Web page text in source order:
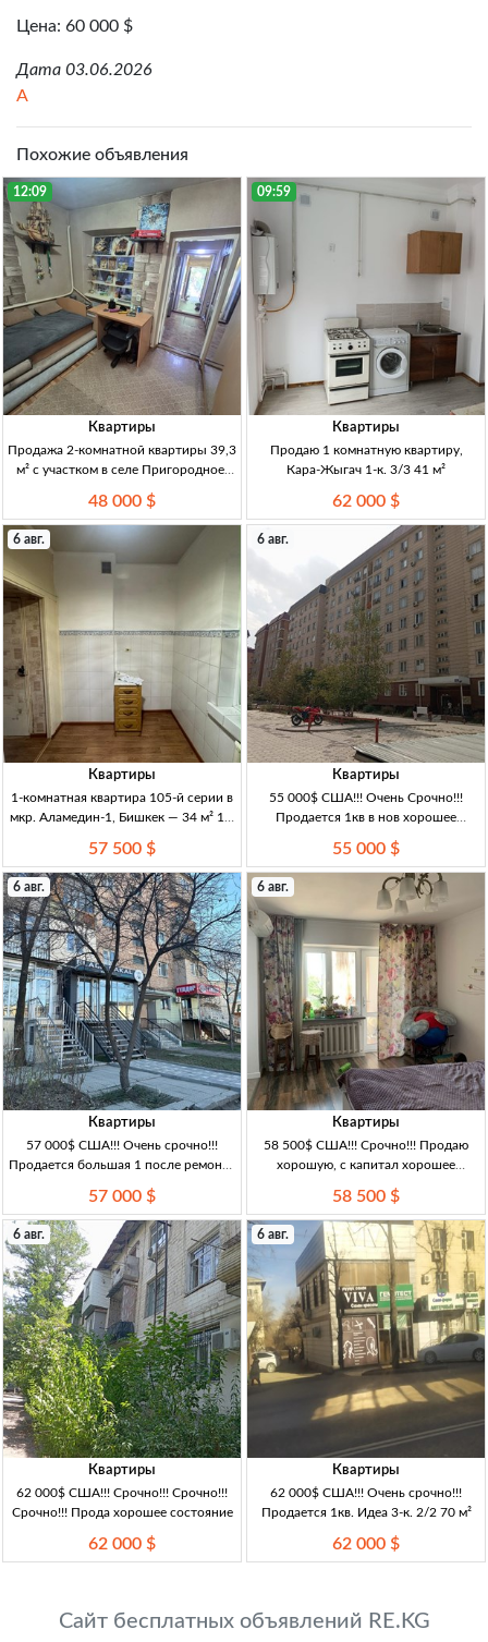
Цена: 60 000 $
Дата 03.06.2026
A
Похожие объявления
12:09
Квартиры
Продажа 2-комнатной квартиры 39,3
м² с участком в селе Пригородное,
кирпичный дом, с рем., участок, газ,
центр. канализация, артезианская скв
48 000 $
09:59
Квартиры
Продаю 1 комнатную квартиру,
Кара-Жыгач 1-к. 3/3 41 м²
62 000 $
6 авг.
Квартиры
1-комнатная квартира 105-й серии в
мкр. Аламедин-1, Бишкек — 34 м² 1-к
Аламедин-1, ц/о, св/газ/вода, с/у
совм., частичный ремонт,
57 500 $
6 авг.
Квартиры
55 000$ США!!! Очень Срочно!!!
Продается 1кв в нов хорошее
55 000 $
6 авг.
Квартиры
57 000$ США!!! Очень срочно!!!
Продается большая 1 после ремонта
57 000 $
6 авг.
Квартиры
58 500$ США!!! Срочно!!! Продаю
хорошую, с капитал хорошее
58 500 $
6 авг.
Квартиры
62 000$ США!!! Срочно!!! Срочно!!!
Срочно!!! Прода хорошее состояние
62 000 $
6 авг.
Квартиры
62 000$ США!!! Очень срочно!!!
Продается 1кв. Идеа 3-к. 2/2 70 м²
62 000 $
Сайт бесплатных объявлений RE.KG